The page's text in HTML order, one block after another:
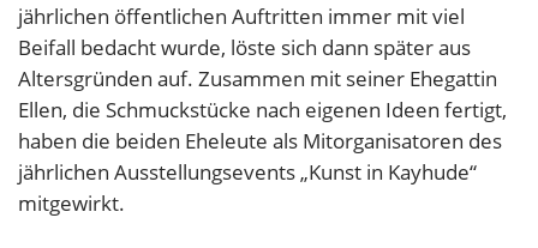
jährlichen öffentlichen Auftritten immer mit viel
Beifall bedacht wurde, löste sich dann später aus
Altersgründen auf. Zusammen mit seiner Ehegattin
Ellen, die Schmuckstücke nach eigenen Ideen fertigt,
haben die beiden Eheleute als Mitorganisatoren des
jährlichen Ausstellungsevents „Kunst in Kayhude“
mitgewirkt.